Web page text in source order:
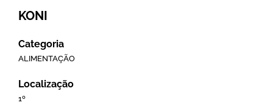
KONI
Categoria
ALIMENTAÇÃO
Localização
1º